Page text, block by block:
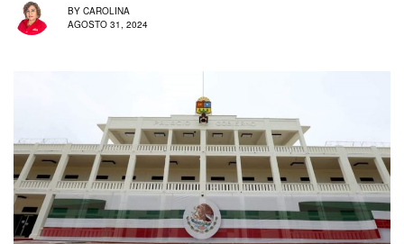
BY CAROLINA
AGOSTO 31, 2024